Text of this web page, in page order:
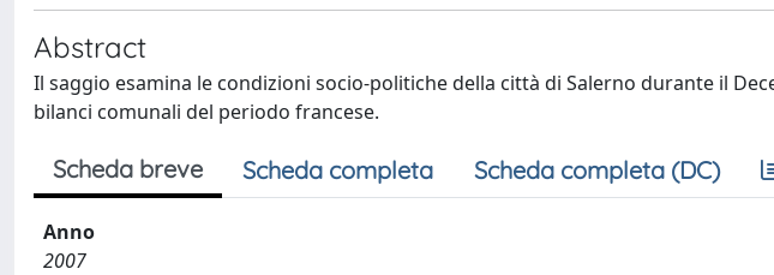
Abstract
Il saggio esamina le condizioni socio-politiche della città di Salerno durante il
bilanci comunali del periodo francese.
Scheda breve Scheda completa Scheda completa (DC)
Anno
2007